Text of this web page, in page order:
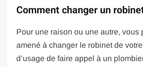
Comment changer un
Pour une raison ou une autre, vous
amené à changer le robinet de
d’usage de faire appel à un